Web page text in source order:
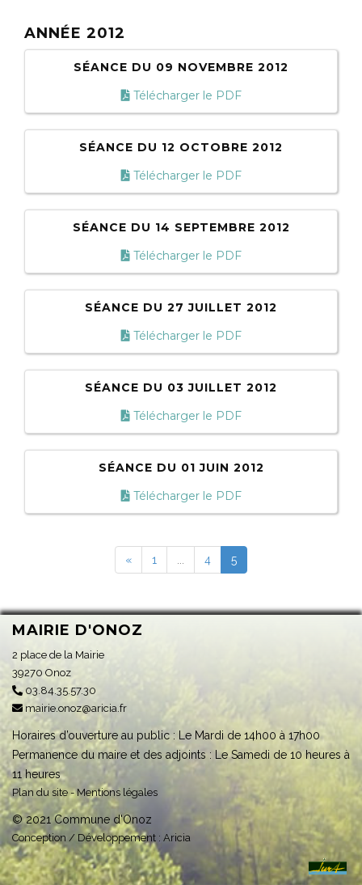
ANNÉE 2012
SÉANCE DU 09 NOVEMBRE 2012
Télécharger le PDF
SÉANCE DU 12 OCTOBRE 2012
Télécharger le PDF
SÉANCE DU 14 SEPTEMBRE 2012
Télécharger le PDF
SÉANCE DU 27 JUILLET 2012
Télécharger le PDF
SÉANCE DU 03 JUILLET 2012
Télécharger le PDF
SÉANCE DU 01 JUIN 2012
Télécharger le PDF
« 1 4 5
MAIRIE D'ONOZ
2 place de la Mairie
39270 Onoz
03.84.35.57.30
mairie.onoz@aricia.fr
Horaires d’ouverture au public : Le Mardi de 14h00 à 17h00
Permanence du maire et des adjoints : Le Samedi de 10 heures à
11 heures
Plan du site-Mentions légales
© 2021 Commune d'Onoz
Conception / Développement : Aricia